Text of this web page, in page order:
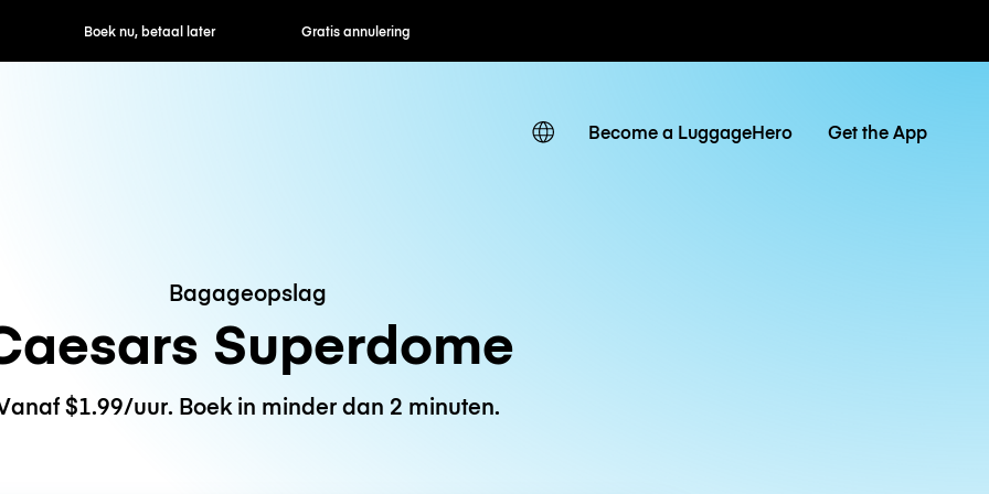
nu, betaal later Gratis annulering Uur- / dagtarieven
Become a LuggageHero Get the App
Bagageopslag
Superdome
$1.99/uur. Boek in minder dan 2 minuten.